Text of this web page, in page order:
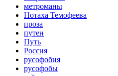
метроманы
Нотаха Темофеева
проза
путен
Путь
Россия
русофобия
русофобы